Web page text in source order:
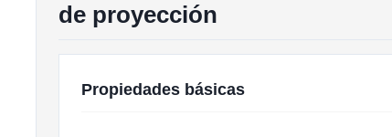
de proyección
Propiedades básicas